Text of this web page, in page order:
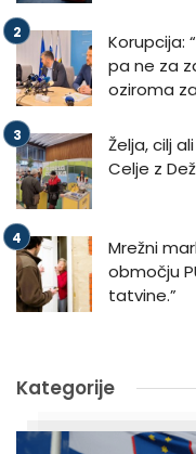
Korupcija:
pa ne za
oziroma
Želja, cilj
Celje z
Mrežni
območju
tatvine.”
Kategorije